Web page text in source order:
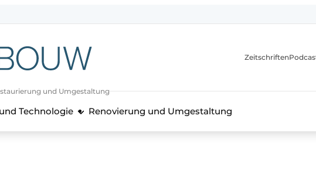
und Konditionen
und Umgestaltung
Zeitschriften
Technologie Renovierung und Umgestaltung